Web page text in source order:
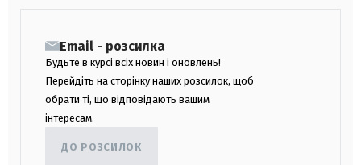
Email - розсилка
Будьте в курсі всіх новин і оновлень!
Перейдіть на сторінку наших розсилок, щоб
обрати ті, що відповідають вашим
інтересам.
ДО РОЗСИЛОК